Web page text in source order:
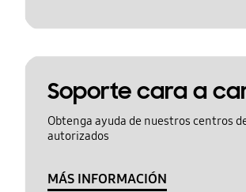
Soporte cara a
Obtenga ayuda de nuestros centros
autorizados
MÁS INFORMACIÓN